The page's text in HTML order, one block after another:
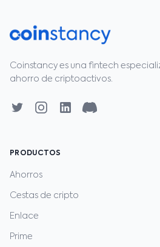
Coinstancy es una fintech
ahorro de criptoactivos.
PRODUCTOS
Ahorros
Cestas de cripto
Enlace
Prime